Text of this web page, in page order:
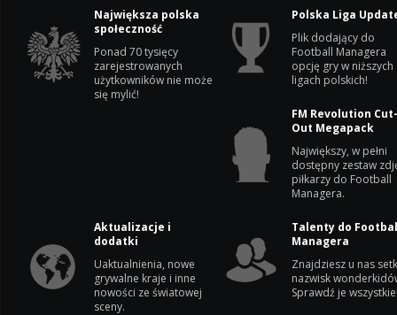
Największa polska
społeczność
Ponad 70 tysięcy
zarejestrowanych
użytkowników nie może
się mylić!
Polska Liga
Plik dodający do
Football Managera
opcję gry w niższych
ligach polskich!
FM Revolution
Out Megapack
Największy, w pełni
dostępny zestaw
piłkarzy do Football
Managera.
Aktualizacje i
dodatki
Uaktualnienia, nowe
grywalne kraje i inne
nowości ze światowej
sceny.
Talenty do
Managera
Znajdziesz u nas
nazwisk
Sprawdź je